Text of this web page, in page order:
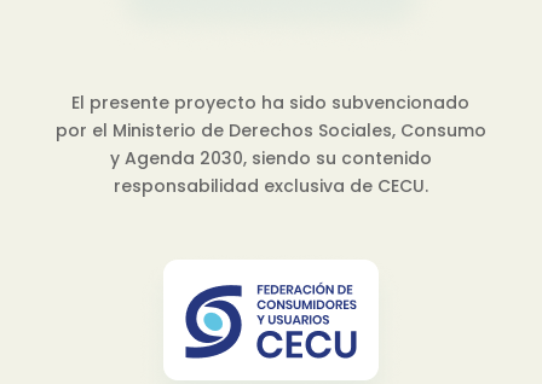
El presente proyecto ha sido subvencionado
por el Ministerio de Derechos Sociales, Consumo
y Agenda 2030, siendo su contenido
responsabilidad exclusiva de CECU.